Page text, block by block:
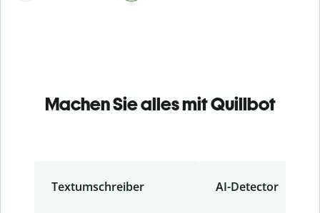
Machen Sie alles mit Quillbot
Textumschreiber AI-Detector